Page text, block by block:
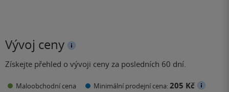
Vývoj ceny
Získejte přehled o vývoji ceny za posledních 60 dní.
Maloobchodní cena Minimální prodejní cena:205 Kč